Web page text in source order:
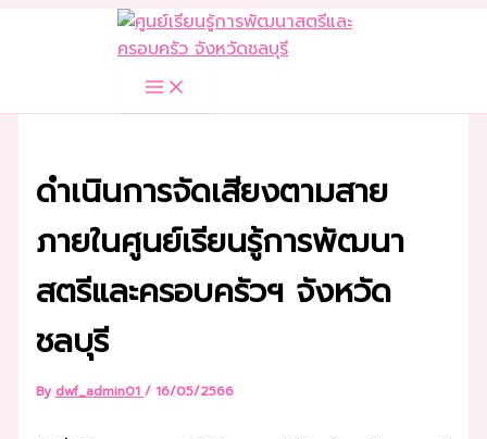
ดำเนินการจัดเสียงตามสาย
ภายในศูนย์เรียนรู้การพัฒนา
สตรีและครอบครัวฯ จังหวัด
ชลบุรี
By dwf_admin01 / 16/05/2566